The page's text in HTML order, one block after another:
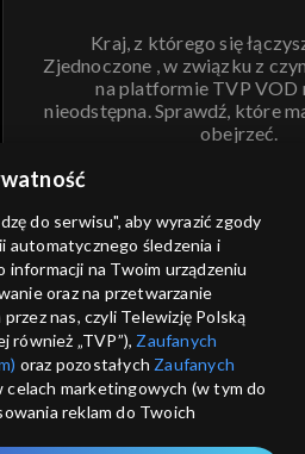
Kraj, z którego się
Zjednoczone , w związku z
na platformie TVP VOD
nieodstępna. Sprawdź, które
obejrzeć.
ANULUJ
do serwisu", aby wyrazić zgody
automatycznego śledzenia i
informacji na Twoim urządzeniu
oraz na przetwarzanie
nas, czyli Telewizję Polską
również „TVP”), Zaufanych
oraz pozostałych Zaufanych
celach marketingowych (w tym do
reklam do Twoich